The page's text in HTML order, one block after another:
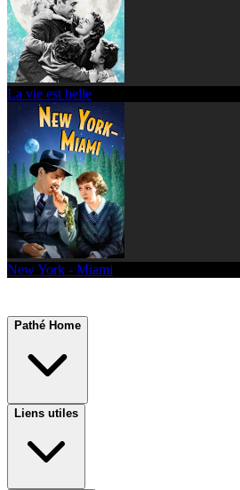
La vie est belle
New York - Miami
Pathé Home
Liens utiles